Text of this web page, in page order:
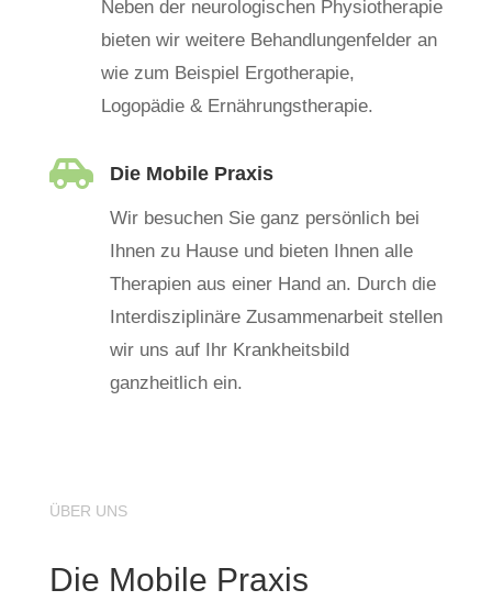
Neben der neurologischen Physiotherapie
bieten wir weitere Behandlungenfelder an
wie zum Beispiel Ergotherapie,
Logopädie & Ernährungstherapie.
 Die Mobile Praxis
Wir besuchen Sie ganz persönlich bei
Ihnen zu Hause und bieten Ihnen alle
Therapien aus einer Hand an. Durch die
Interdisziplinäre Zusammenarbeit stellen
wir uns auf Ihr Krankheitsbild
ganzheitlich ein.
ÜBER UNS
Die Mobile Praxis